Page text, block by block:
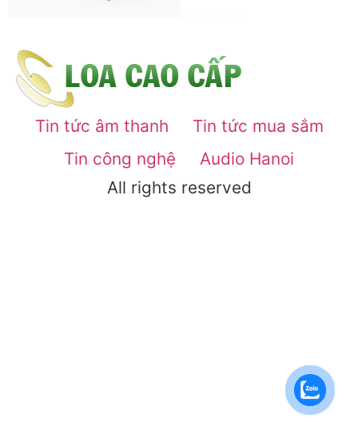
Tin tức âm thanh
Tin tức mua sắm
Tin công nghệ
Audio Hanoi
All rights reserved